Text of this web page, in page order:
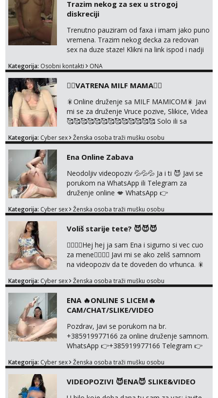
Trazim nekog za sex u strogoj
diskreciji
Trenutno pauziram od faxa i imam jako puno
vremena. Trazim nekog decka za redovan
sex na duze staze! Klikni na link ispod i nadji
Kategorija: Osobni kontakti ONA
❤️‍🔥VATRENA MILF MAMA❤️‍🔥
🎇Online druženje sa MILF MAMICOM🎇 Javi
mi se za druženje Vruce pozive, Slikice, Videa
🥰🥰🥰🥰🥰🥰🥰🥰🥰🥰🥰🥰🥰 Solo ili sa
WhatsApp ili Telegram WhatsApp 👉
@enafriedrichkis 🤬NE RADIM SASTANKE I
DRUZENJA UZIVO🤬
Kategorija: Cyber sex Ženska osoba traži mušku osobu
Ena Online Zabava
Neodoljiv videopoziv 💦💦💦 Ja i ti 😈 Javi se
porukom na WhatsApp ili Telegram za
druženje online 💋 WhatsApp 👉
@enafriedrichkis NEE radimo sastnke uzivo
Kategorija: Cyber sex Ženska osoba traži mušku osobu
Voliš starije tete? 😈😈😈
❤️‍🔥❤️‍🔥Hej hej ja sam Ena i sigurno si vec cuo
za mene❤️‍🔥❤️‍🔥 Javi mi se ako zeliš samnom
na videopoziv da te doveden do vrhunca. 🎇
@enafriedrichkis Radim samo ONLINE I
Kategorija: Cyber sex Ženska osoba traži mušku osobu
ENA 🔥ONLINE S LICEM🔥
CAM/CHAT/SLIKE/VIDEO
Pozdrav, Javi se porukom na br.
+385919977166 za online druženje samnom.
WhatsApp 👉+385919977166 Telegram 👉
solo i s partnerom, kolegicama
haljine, štikle, samostojeće itd. Nudim
svakakva videa seksa, pušenje, razne
Kategorija: Cyber sex Ženska osoba traži mušku osobu
VIDEOPOZIVI 😈ENA😈 SLIKE&VIDEO